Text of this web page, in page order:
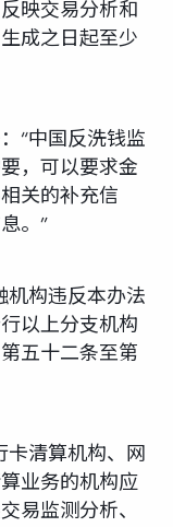
映交易分析和
成之日起至少
“中国反洗钱监
，可以要求金
关的补充信
。”
机构违反本办法
以上分支机构
五十二条至第
卡清算机构、网
业务的机构应
易监测分析、